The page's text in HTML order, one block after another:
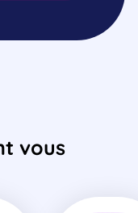
vous